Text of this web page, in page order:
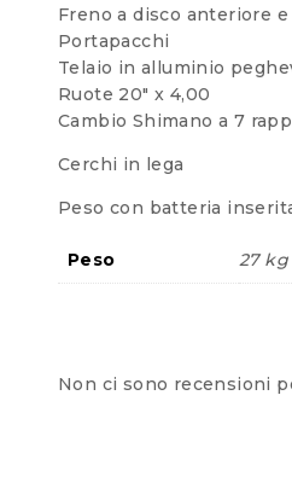
Freno a disco anteriore
Portapacchi
Telaio in alluminio
Ruote 20″ x 4,00
Cambio Shimano a 7
Cerchi in lega
Peso con batteria
Peso 27 kg
Non ci sono recensioni